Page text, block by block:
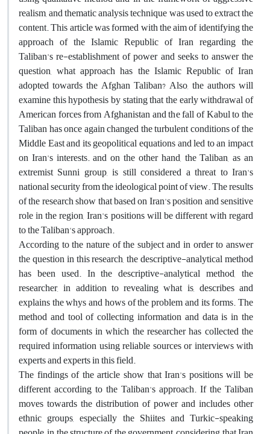
realism, and thematic analysis technique was used to extract the
content. This article was formed with the aim of identifying the
approach of the Islamic Republic of Iran regarding the
Taliban's re-establishment of power and seeks to answer the
question, what approach has the Islamic Republic of Iran
adopted towards the Afghan Taliban? Also, the authors will
examine this hypothesis by stating that the early withdrawal of
American forces from Afghanistan and the fall of Kabul to the
Taliban has once again changed the turbulent conditions of the
Middle East and its geopolitical equations and led to an impact
on Iran's interests. and on the other hand, the Taliban, as an
extremist Sunni group, is still considered a threat to Iran's
national security from the ideological point of view. The results
of the research show that based on Iran's position and sensitive
role in the region, Iran's positions will be different with regard
to the Taliban's approach.
According to the nature of the subject and in order to answer
the question in this research, the descriptive-analytical method
has been used. In the descriptive-analytical method, the
researcher, in addition to revealing what is, describes and
explains the whys and hows of the problem and its forms. The
method and tool of collecting information and data is in the
form of documents in which the researcher has collected the
required information using reliable sources or interviews with
experts and experts in this field.
The findings of the article show that Iran's positions will be
different according to the Taliban's approach. If the Taliban
moves towards the distribution of power and includes other
ethnic groups, especially the Shiites and Turkic-speaking